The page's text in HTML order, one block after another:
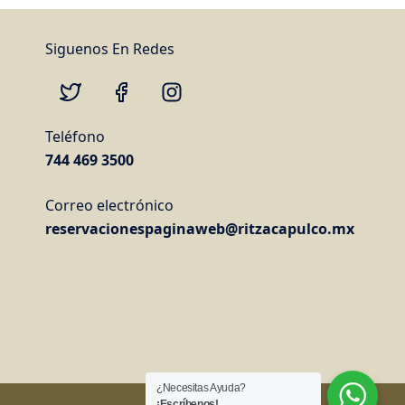
Siguenos En Redes
Teléfono
744 469 3500
Correo electrónico
reservacionespaginaweb@ritzacapulco.mx
¿Necesitas Ayuda?